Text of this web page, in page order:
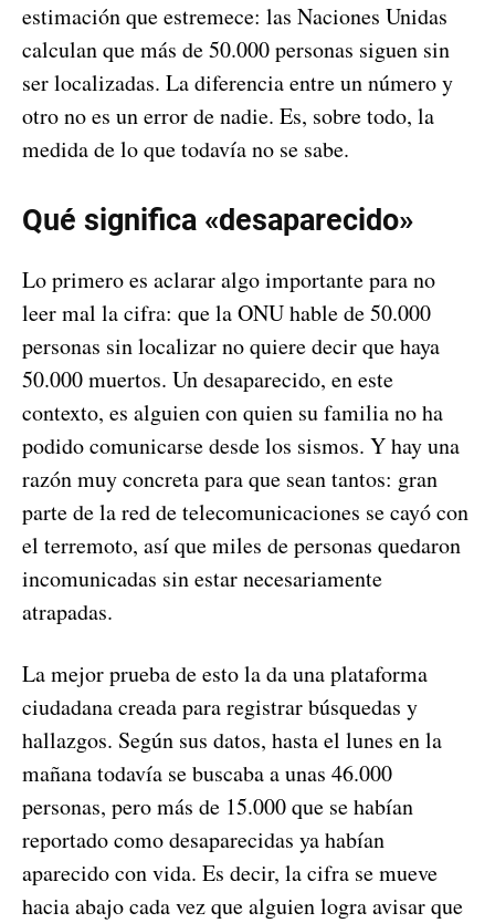
estimación que estremece: las Naciones Unidas
calculan que más de 50.000 personas siguen sin
ser localizadas. La diferencia entre un número y
otro no es un error de nadie. Es, sobre todo, la
medida de lo que todavía no se sabe.
Qué significa «desaparecido»
Lo primero es aclarar algo importante para no
leer mal la cifra: que la ONU hable de 50.000
personas sin localizar no quiere decir que haya
50.000 muertos. Un desaparecido, en este
contexto, es alguien con quien su familia no ha
podido comunicarse desde los sismos. Y hay una
razón muy concreta para que sean tantos: gran
parte de la red de telecomunicaciones se cayó con
el terremoto, así que miles de personas quedaron
incomunicadas sin estar necesariamente
atrapadas.
La mejor prueba de esto la da una plataforma
ciudadana creada para registrar búsquedas y
hallazgos. Según sus datos, hasta el lunes en la
mañana todavía se buscaba a unas 46.000
personas, pero más de 15.000 que se habían
reportado como desaparecidas ya habían
aparecido con vida. Es decir, la cifra se mueve
hacia abajo cada vez que alguien logra avisar que